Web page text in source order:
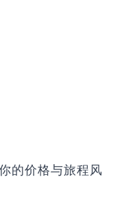
的价格与旅程风